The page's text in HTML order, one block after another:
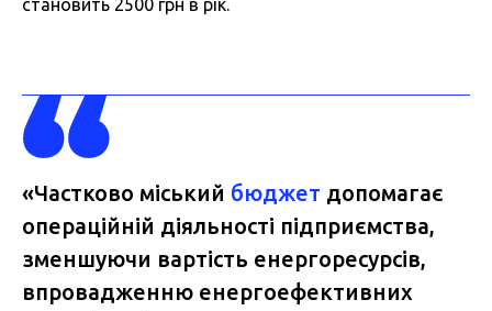
становить 2500 грн в рік.
«Частково міський бюджет допомагає
операційній діяльності підприємства,
зменшуючи вартість енергоресурсів,
впровадженню енергоефективних